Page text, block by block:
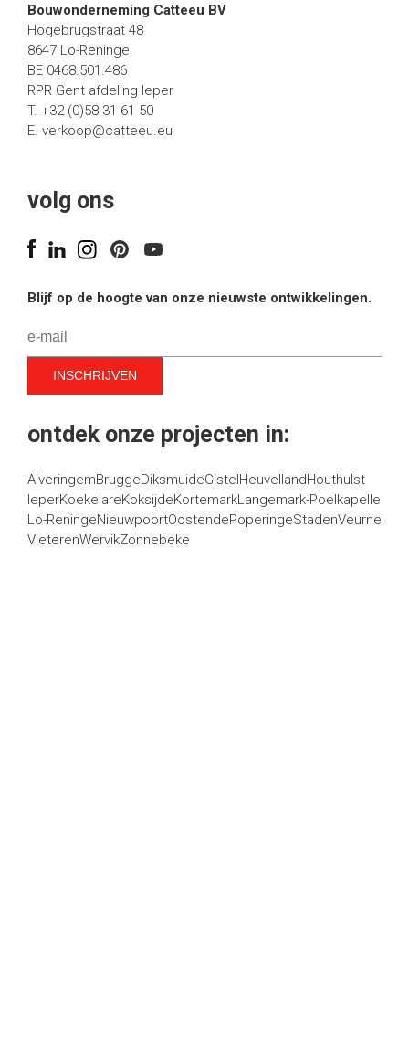
Bouwonderneming Catteeu BV
Hogebrugstraat 48
8647 Lo-Reninge
BE 0468.501.486
RPR Gent afdeling Ieper
T. +32 (0)58 31 61 50
E. verkoop@catteeu.eu
volg ons
Blijf op de hoogte van onze nieuwste ontwikkelingen.
ontdek onze projecten in:
AlveringemBruggeDiksmuideGistelHeuvellandHouthulst
IeperKoekelareKoksijdeKortemarkLangemark-Poelkapelle
Lo-ReningeNieuwpoortOostendePoperingeStadenVeurne
VleterenWervikZonnebeke